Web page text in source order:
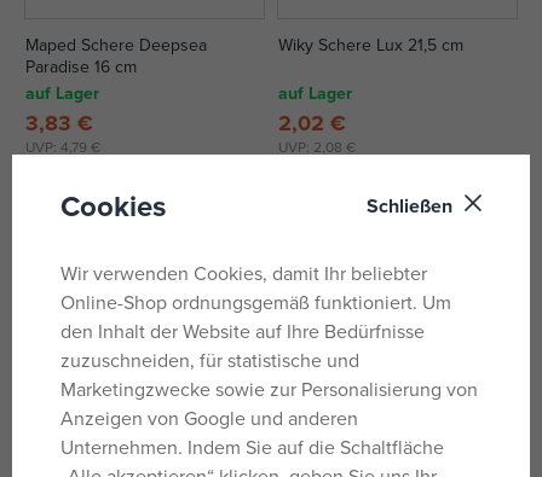
Maped Schere Deepsea
Paradise 16 cm
auf Lager
UVP: 4,79 €
3,83 €
Wiky Schere Lux 21,5 cm
auf Lager
UVP: 2,08 €
2,02 €
Nachricht
Wiky Klebeband 1,8 cm x 33 m
PASTELINI Schere 21 cm lila
Cookies Schließen
Wir verwenden Cookies, damit Ihr beliebter
Online-Shop ordnungsgemäß funktioniert. Um
den Inhalt der Website auf Ihre Bedürfnisse
zuzuschneiden, für statistische und
Marketingzwecke sowie zur Personalisierung von
Anzeigen von Google und anderen
Unternehmen. Indem Sie auf die Schaltfläche